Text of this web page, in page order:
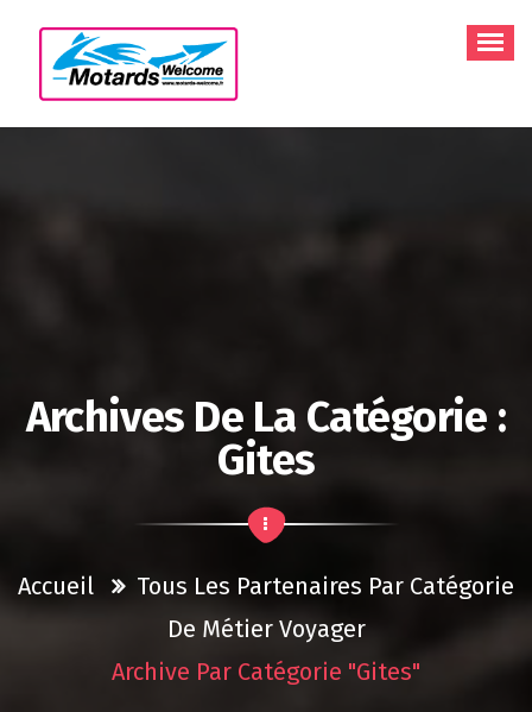
contenu
Archives De La Catégorie :
Gites
Accueil
Tous Les Partenaires Par Catégorie
De Métier Voyager
Archive Par Catégorie "Gites"